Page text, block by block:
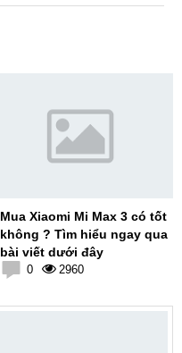
Mua Xiaomi Mi Max 3 có tốt
không ? Tìm hiểu ngay qua
bài viết dưới đây
0 2960